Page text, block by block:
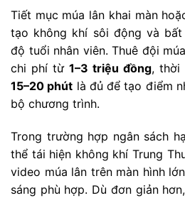
Tiết mục múa lân khai màn
tạo không khí sôi động và
độ tuổi nhân viên. Thuê đội
chi phí từ 1–3 triệu đồng, thời
15–20 phút là đủ để tạo điểm
bộ chương trình.
Trong trường hợp ngân sách
thể tái hiện không khí Trung
video múa lân trên màn hình
sáng phù hợp. Dù đơn giản